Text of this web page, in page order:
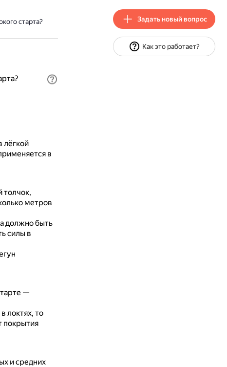
старта?
лёгкой
в
толчок,
метров
должно быть
силы в
—
локтях, то
покрытия
и средних
Задать новый вопрос
Как это работает?